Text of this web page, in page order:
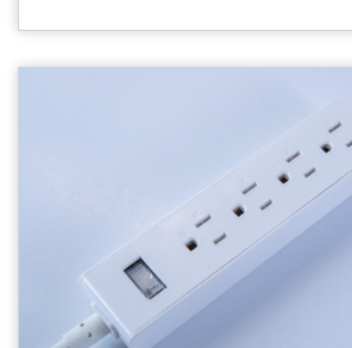
Outlets Body
3.基板指示燈(選配) Surge Protect
本產品加裝突波基板,能有效吸收異常
壓穩定狀態,保護電器用品,延長使用壽
4.過載保護自動斷電紅燈開關
Breaker And Lighted Switch